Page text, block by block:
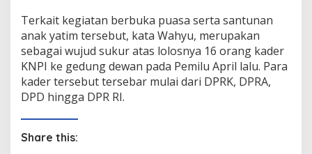
o
a
Terkait kegiatan berbuka puasa serta santunan
anak yatim tersebut, kata Wahyu, merupakan
sebagai wujud sukur atas lolosnya 16 orang kader
KNPI ke gedung dewan pada Pemilu April lalu. Para
kader tersebut tersebar mulai dari DPRK, DPRA,
DPD hingga DPR RI.
Share this: